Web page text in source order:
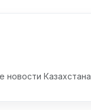
Казахстана